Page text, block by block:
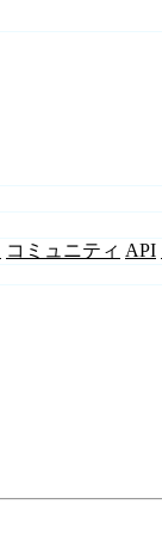
コミュニティ API